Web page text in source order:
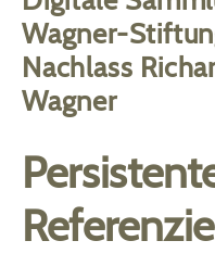
Wagner-
Nachlass
Wagner